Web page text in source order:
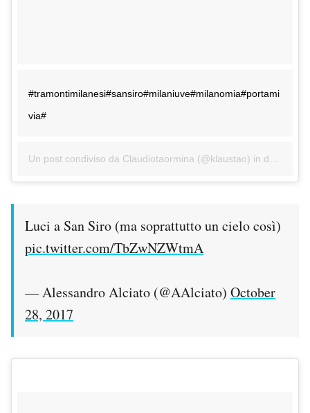
#tramontimilanesi#sansiro#milaniuve#milanomia#portami
via#
Un post condiviso da Claudiotaormina (@klaustao) in data:
Luci a San Siro (ma soprattutto un cielo così)
pic.twitter.com/TbZwNZWtmA
— Alessandro Alciato (@AAlciato) October
28, 2017